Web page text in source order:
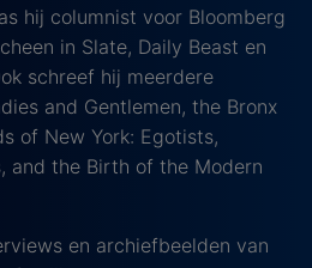
hij columnist voor Bloomberg
in Slate, Daily Beast en
schreef hij meerdere
and Gentlemen, the Bronx
of New York: Egotists,
and the Birth of the Modern
en archiefbeelden van